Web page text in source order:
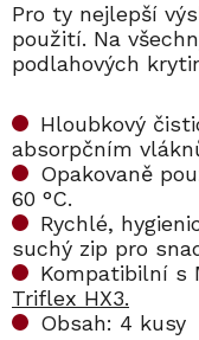
Pro ty nejlepší
použití. Na
podlahových
Hloubkový
absorpčním
Opakovaně
60 °C.
Rychlé,
suchý zip pro
Kompatibilní s
Triflex HX3.
Obsah: 4 kusy